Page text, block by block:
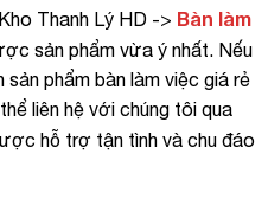
Thanh Lý HD -> Bàn làm
sản phẩm vừa ý nhất. Nếu
phẩm bàn làm việc giá rẻ
liên hệ với chúng tôi qua
hỗ trợ tận tình và chu đáo